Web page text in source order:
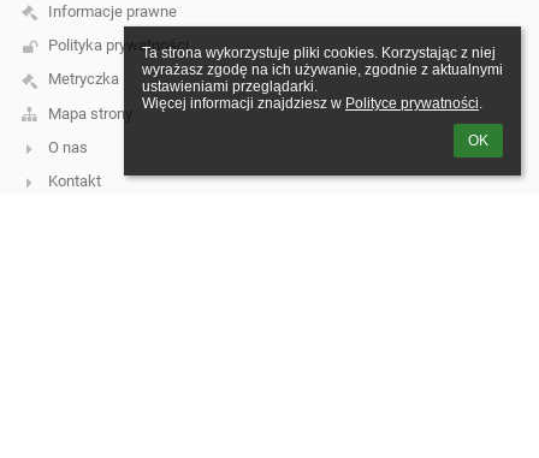
Ta strona wykorzystuje pliki cookies. Korzystając z niej
wyrażasz zgodę na ich używanie, zgodnie z aktualnymi
ustawieniami przeglądarki.
Więcej informacji znajdziesz w Polityce prywatności.
OK
Informacje prawne
Polityka prywatności
Metryczka
Mapa strony
O nas
Kontakt